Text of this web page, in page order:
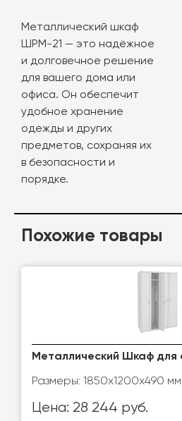
Металлический шкаф
ШРМ-21 — это надёжное
и долговечное решение
для вашего дома или
офиса. Он обеспечит
удобное хранение
одежды и других
предметов, сохраняя их
в безопасности и
порядке.
Похожие товары
Металлический Шкаф
Размеры: 1850х1200х490 мм
Цена: 28 244 руб.